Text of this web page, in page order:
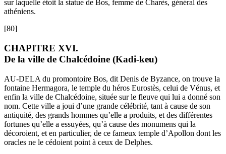
sur laquelle étoit la statue de Bos, femme de Charès, général des
athéniens.
[80]
CHAPITRE XVI.
De la ville de Chalcédoine (Kadi-keu)
AU-DELA du promontoire Bos, dit Denis de Byzance, on trouve la
fontaine Hermagora, le temple du héros Eurostès, celui de Vénus, et
enfin la ville de Chalcédoine, située sur le fleuve qui lui a donné son
nom. Cette ville a joui d’une grande célébrité, tant à cause de son
antiquité, des grands hommes qu’elle a produits, et des différentes
fortunes qu’elle a essuyées, qu’à cause des monumens qui la
décoroient, et en particulier, de ce fameux temple d’Apollon dont les
oracles ne le cédoient point à ceux de Delphes.